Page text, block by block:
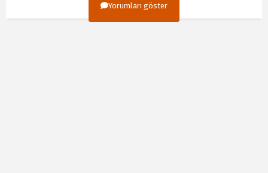
Yorumları göster